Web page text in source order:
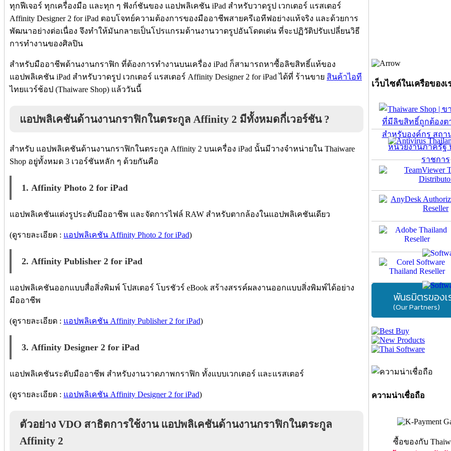
ทุกฟีเจอร์ ทุกเครื่องมือ และทุก ๆ ฟังก์ชันของ แอปพลิเคชัน iPad สำหรับวาดรูป เวกเตอร์ แรสเตอร์
Affinity Designer 2 for iPad ตอบโจทย์ความต้องการของมืออาชีพสายครีเอทีฟอย่างแท้จริง และด้วยการ
พัฒนาอย่างต่อเนื่อง จึงทำให้มันกลายเป็นโปรแกรมด้านงานวาดรูปอันโดดเด่น ที่จะปฏิวัติปรับเปลี่ยนวิธี
การทำงานของศิลปิน
สำหรับมืออาชีพด้านงานกราฟิก ที่ต้องการทำงานบนเครื่อง iPad ก็สามารถหาซื้อลิขสิทธิ์แท้ของ
แอปพลิเคชัน iPad สำหรับวาดรูป เวกเตอร์ แรสเตอร์ Affinity Designer 2 for iPad ได้ที่ ร้านขาย สินค้าไอที
ไทยแวร์ช้อป (Thaiware Shop) แล้ววันนี้
แอปพลิเคชันด้านงานกราฟิกในตระกูล Affinity 2 มีทั้งหมดกี่เวอร์ชัน ?
สำหรับ แอปพลิเคชันด้านงานกราฟิกในตระกูล Affinity 2 บนเครื่อง iPad นั้นมีวางจำหน่ายใน Thaiware
Shop อยู่ทั้งหมด 3 เวอร์ชันหลัก ๆ ด้วยกันคือ
1. Affinity Photo 2 for iPad
แอปพลิเคชันแต่งรูประดับมืออาชีพ และจัดการไฟล์ RAW สำหรับตากล้องในแอปพลิเคชันเดียว
(ดูรายละเอียด : แอปพลิเคชัน Affinity Photo 2 for iPad)
2. Affinity Publisher 2 for iPad
แอปพลิเคชันออกแบบสื่อสิ่งพิมพ์ โปสเตอร์ โบรชัวร์ eBook สร้างสรรค์ผลงานออกแบบสิ่งพิมพ์ได้อย่าง
มืออาชีพ
(ดูรายละเอียด : แอปพลิเคชัน Affinity Publisher 2 for iPad)
3. Affinity Designer 2 for iPad
แอปพลิเคชันระดับมืออาชีพ สำหรับงานวาดภาพกราฟิก ทั้งแบบเวกเตอร์ และแรสเตอร์
(ดูรายละเอียด : แอปพลิเคชัน Affinity Designer 2 for iPad)
ตัวอย่าง VDO สาธิตการใช้งาน แอปพลิเคชันด้านงานกราฟิกในตระกูล
Affinity 2
เว็บไซต์ในเครือของเ
พันธมิตรของเ
(Our Partners)
ความน่าเชื่อถือ
ซื้อของกับ